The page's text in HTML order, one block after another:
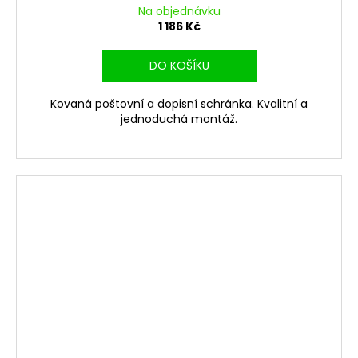
Na objednávku
1 186 Kč
DO KOŠÍKU
Kovaná poštovní a dopisní schránka. Kvalitní a
jednoduchá montáž.